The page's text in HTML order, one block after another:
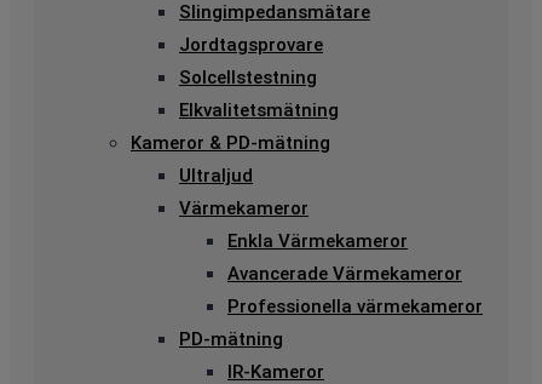
Slingimpedansmätare
Jordtagsprovare
Solcellstestning
Elkvalitetsmätning
Kameror & PD-mätning
Ultraljud
Värmekameror
Enkla Värmekameror
Avancerade Värmekameror
Professionella värmekameror
PD-mätning
IR-Kameror